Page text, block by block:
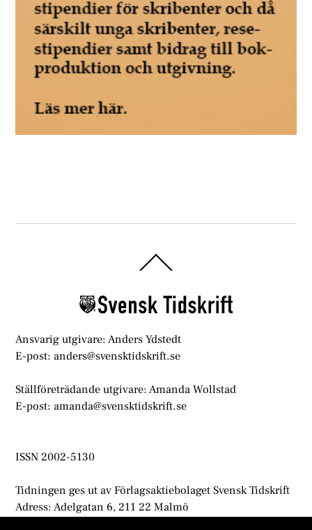
To
Ansvarig utgivare: Anders Ydstedt
E-post: anders@svensktidskrift.se
Ställföreträdande utgivare: Amanda Wollstad
E-post: amanda@svensktidskrift.se
ISSN 2002-5130
Tidningen ges ut av Förlagsaktiebolaget Svensk Tidskrift
Adress: Adelgatan 6, 211 22 Malmö